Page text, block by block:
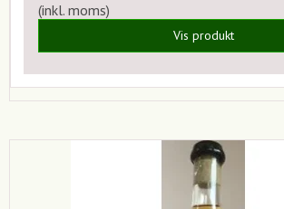
(inkl. moms)
Vis produkt